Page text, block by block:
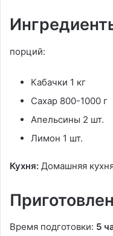
порций:
Кабачки 1 кг
Сахар 800-1000 г
Апельсины 2 шт.
Лимон 1 шт.
Кухня: Домашняя
Время подготовки: 5